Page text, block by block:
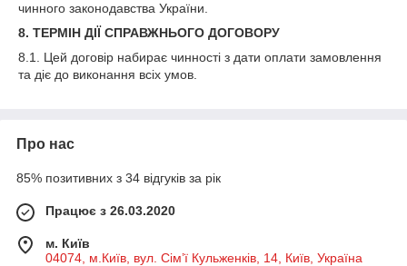
чинного законодавства України.
8. ТЕРМІН ДІЇ СПРАВЖНЬОГО ДОГОВОРУ
8.1. Цей договір набирає чинності з дати оплати замовлення
та діє до виконання всіх умов.
Про нас
85% позитивних з 34 відгуків за рік
Працює з 26.03.2020
м. Київ
04074, м.Київ, вул. Сім’ї Кульженків, 14, Київ, Україна